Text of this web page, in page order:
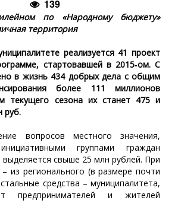
139
по «Народному бюджету»
территория
реализуется 41 проект
стартовавшей в 2015‑ом. С
в жизнь 434 добрых дела с общим
более 111 миллионов
текущего сезона их станет 475 и
руб.
вопросов местного значения,
группами граждан
выделяется свыше 25 млн рублей. При
из регионального (в размере почти
средства – муниципалитета,
предпринимателей и жителей